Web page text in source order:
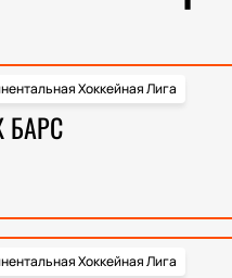
Хоккейная Лига
БАРС
Хоккейная Лига